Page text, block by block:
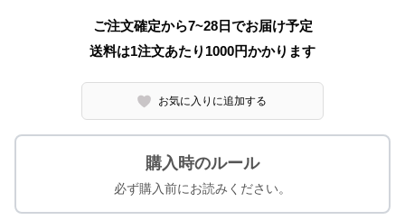
ご注文確定から7~28日でお届け予定
送料は1注文あたり 1000円かかります
お気に入りに追加する
購入時のルール
必ず購入前にお読みください。